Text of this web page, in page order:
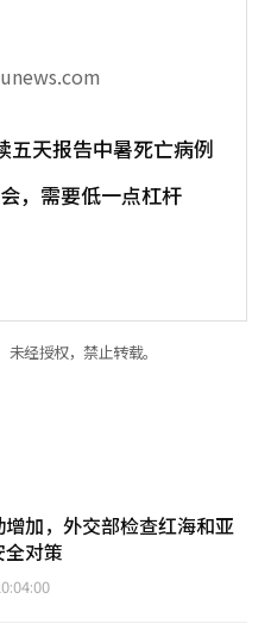
五天报告中暑死亡病例
，需要低一点杠杆
未经授权，禁止转载。
加，外交部检查红海和亚
对策